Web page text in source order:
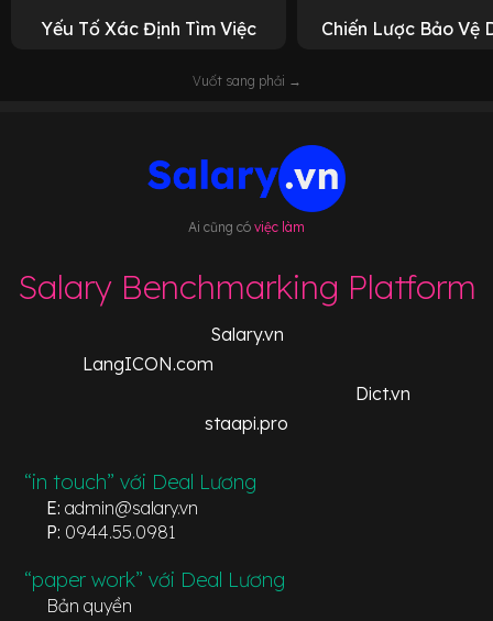
Yếu Tố Xác Định Tìm Việc Chiến Lược Bảo Vệ
Vuốt sang phải →
Ai cũng có việc làm
Salary Benchmarking Platform
Salary.vn
LangICON.com
Dict.vn
staapi.pro
“in touch” với Deal Lương
E: admin@salary.vn
P: 0944.55.0981
“paper work” với Deal Lương
Bản quyền